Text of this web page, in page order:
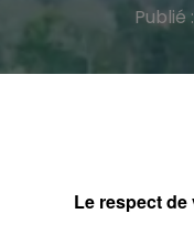
Publié
et de
moment
Le respect